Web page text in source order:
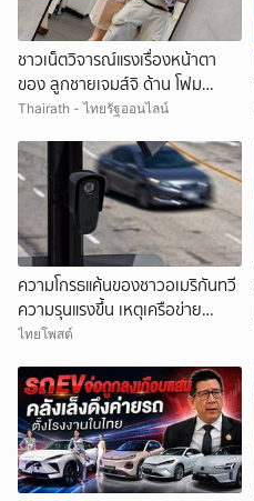
ชาวเน็ตวิจารณ์แรงเรื่องหน้าตา
ของ ลูกชายเจมส์จิ ด้าน โฟม
ภรรยา ไม่อยู่เฉย สวนกลับทันที
Thairath - ไทยรัฐออนไลน์
ความโกรธแค้นของชาวอเมริกันทวี
ความรุนแรงขึ้น เหตุเครือข่าย
กล้องCCTVละเมิดความเป็นส่วน
ไทยโพสต์